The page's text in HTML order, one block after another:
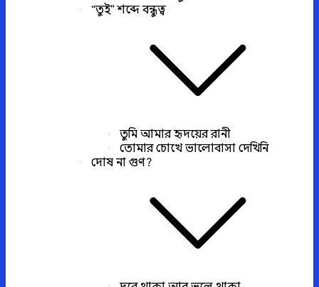
“তুই” শব্দে বন্ধুত্ব
তুমি আমার হৃদয়ের রানী
তোমার চোখে ভালোবাসা দেখিনি
দোষ না গুণ?